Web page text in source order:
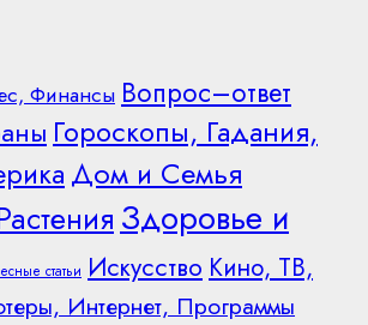
Финансы Вопрос–ответ
Гороскопы, Гадания,
Дом и Семья
Здоровье и
статьи Искусство Кино, ТВ,
Интернет, Программы